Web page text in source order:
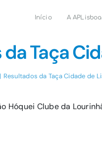
Início A APLisboa
Taça
Resultados da Taça Cidade de
Hóquei Clube da